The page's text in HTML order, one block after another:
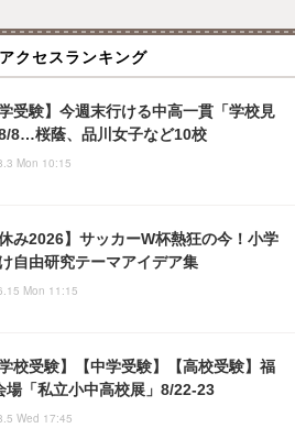
クセスランキング
学受験】今週末行ける中高一貫「学校見
8…桜蔭、品川女子など10校
Mon 10:15
休み2026】サッカーW杯熱狂の今！小学
自由研究テーマアイデア集
Mon 11:15
学校受験】【中学受験】【高校受験】福
場「私立小中高校展」8/22-23
Wed 17:45